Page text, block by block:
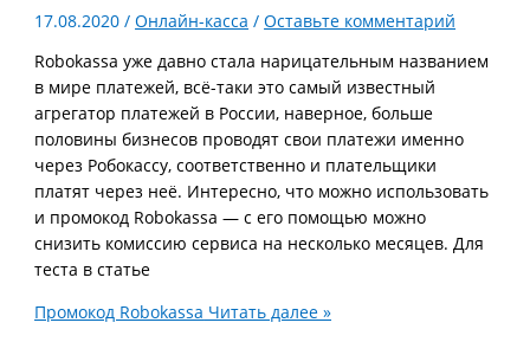
17.08.2020/Онлайн-касса /Оставьте комментарий
Robokassa уже давно стала нарицательным названием
в мире платежей, всё-таки это самый известный
агрегатор платежей в России, наверное, больше
половины бизнесов проводят свои платежи именно
через Робокассу, соответственно и плательщики
платят через неё. Интересно, что можно использовать
и промокод Robokassa — с его помощью можно
снизить комиссию сервиса на несколько месяцев. Для
теста в статье
Промокод Robokassa Читать далее »